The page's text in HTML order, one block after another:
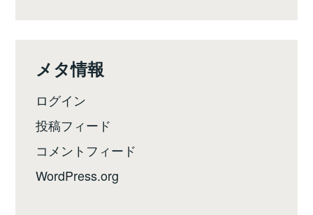
メタ情報
ログイン
投稿フィード
コメントフィード
WordPress.org